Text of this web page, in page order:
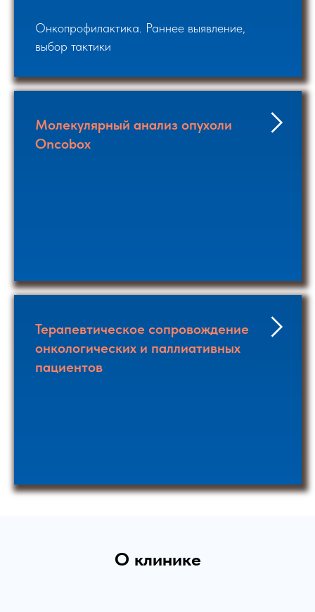
Онкопрофилактика. Раннее выявление,
выбор тактики
Молекулярный анализ опухоли
Oncobox
Терапевтическое сопровождение
онкологических и паллиативных
пациентов
О клинике